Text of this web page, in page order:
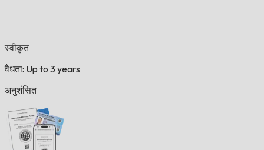
स्वीकृत
वैधता: Up to 3 years
अनुशंसित